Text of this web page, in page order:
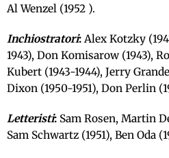
Al Wenzel (1952 ).
Inchiostratori: Alex Kotzky
1943), Don Komisarow (1943),
Kubert (1943-1944), Jerry
Dixon (1950-1951), Don Perlin
Letteristi: Sam Rosen, Martin
Sam Schwartz (1951), Ben Oda